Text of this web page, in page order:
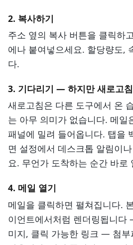
2. 복사하기
주소 옆의 복사 버튼을 클릭하
에나 붙여넣으세요. 할당량도,
다.
3. 기다리기 — 하지만 새로고
새로고침은 다른 도구에서 온
는 아무 의미가 없습니다. 메일
패널에 밀려 들어옵니다. 탭을
면 설정에서 데스크톱 알림이
요. 무언가 도착하는 순간 바로
4. 메일 열기
메일을 클릭하면 펼쳐집니다.
이언트에서처럼 렌더링됩니다
미지, 클릭 가능한 링크 — 첨부